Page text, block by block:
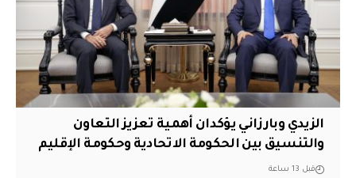
الزيدي وبارزاني يؤكدان أهمية تعزيز التعاون
والتنسيق بين الحكومة الاتحادية وحكومة الإقليم
قبل 13 ساعة